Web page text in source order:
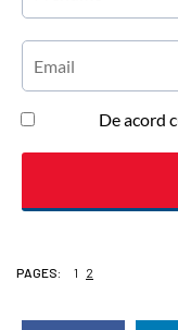
PAGES: 1 2